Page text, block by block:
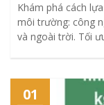
Khám phá cách
môi trường: công
và ngoài trời. Tối
01